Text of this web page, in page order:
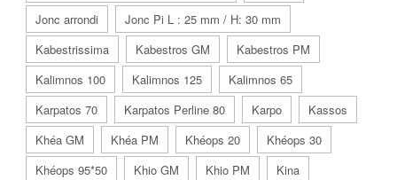
Jonc arrondi
Jonc Pi L : 25 mm / H: 30 mm
Kabestrissima
Kabestros GM
Kabestros PM
Kalimnos 100
Kalimnos 125
Kalimnos 65
Karpatos 70
Karpatos Perline 80 Karpo
Kassos
Khéa GM
Khéa PM Khéops 20
Khéops 30
Khéops 95*50
Khio GM Khio PM
Kina